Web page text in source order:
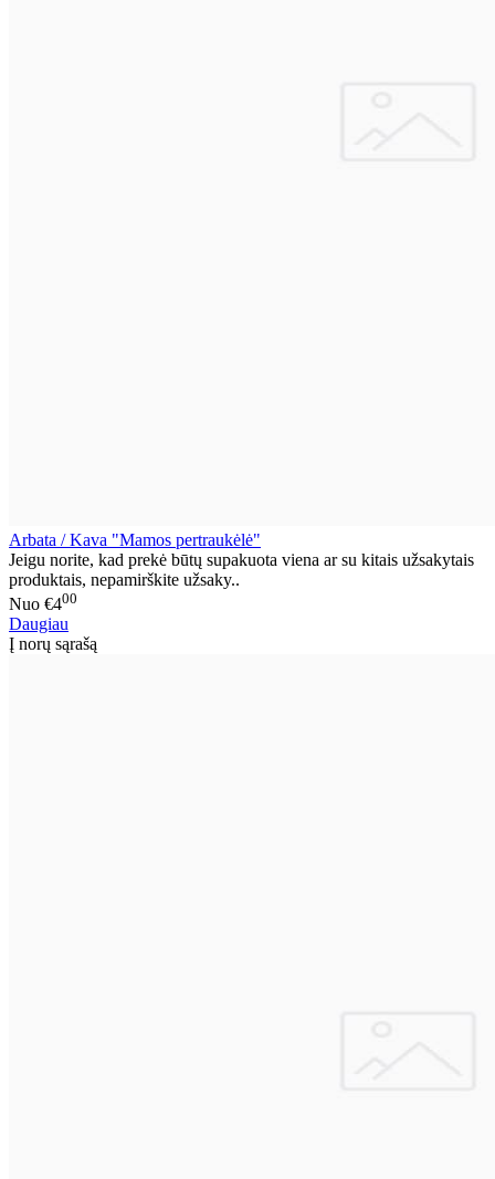
Arbata / Kava "Mamos pertraukėlė"
Jeigu norite, kad prekė būtų supakuota viena ar su kitais užsakytais
produktais, nepamirškite užsaky..
Nuo €400
Daugiau
Į norų sąrašą